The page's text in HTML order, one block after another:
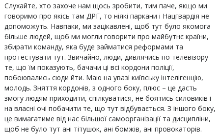
Слухайте, хто захоче нам щось зробити, тим паче, якщо ми
говоримо про якісь там ДРГ, то ніякі паркани і Нацгвардія не
допоможуть. Навпаки, ми зацікавлені, щоб тут було якомога
більше людей, щоб ми могли говорити про майбутнє країни,
збирати команду, яка буде займатися реформами та
протестувати тут. Звичайно, люди, дивлячись по телевізору
те, що їм показують, бачачи ці всі кордони поліції,
побоювались сюди йти. Маю на увазі київську інтелігенцію,
молодь. Зняття кордонів, з одного боку, плюс – це дасть
змогу людям приходити, спілкуватися, не боятись силовиків і
на власні очі побачити те, що тут відбувається. З іншого боку,
це вимагатиме від нас більшої самоорганізації та дисципліни,
щоб не було тут ані тітушок, ані бомжів, ані провокаторів.